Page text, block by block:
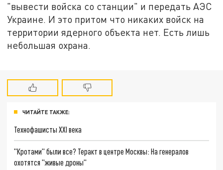
"вывести войска со станции" и передать АЭС
Украине. И это притом что никаких войск на
территории ядерного объекта нет. Есть лишь
небольшая охрана.
ЧИТАЙТЕ ТАКЖЕ:
Технофашисты XXI века
"Кротами" были все? Теракт в центре Москвы: На генералов
охотятся "живые дроны"